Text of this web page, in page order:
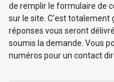
de remplir le formulaire de
sur le site. C'est totalement
réponses vous seront
soumis la demande. Vous
numéros pour un contact